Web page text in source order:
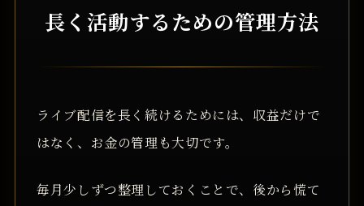
長く活動するための管理方法
ライブ配信を長く続けるためには、収益だけで
はなく、お金の管理も大切です。
毎月少しずつ整理しておくことで、後から慌て